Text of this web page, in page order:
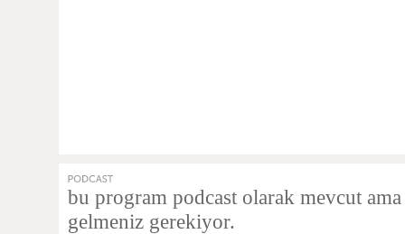
bu program podcast olarak mevcut
gelmeniz gerekiyor.